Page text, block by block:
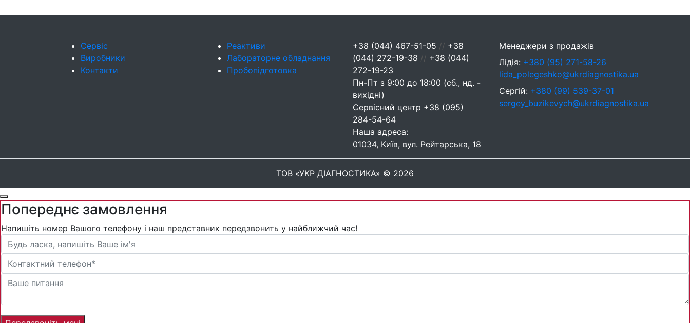
Сервіс
Виробники
Контакти
Реактиви
Лабораторне обладнання
Пробопідготовка
+38 (044) 467-51-05 // +38
(044) 272-19-38 // +38 (044)
272-19-23
Пн-Пт з 9:00 до 18:00 (сб., нд. -
вихідні)
Сервісний центр +38 (095)
284-54-64
Наша адреса:
01034, Київ, вул. Рейтарська, 18
Менеджери з продажів
Лідія: +380 (95) 271-58-26
lida_polegeshko@ukrdiagnostika.ua
Сергій: +380 (99) 539-37-01
sergey_buzikevych@ukrdiagnostika.ua
ТОВ «УКР ДІАГНОСТИКА» © 2026
Попереднє замовлення
Напишіть номер Вашого телефону і наш представник передзвонить у найближчий час!